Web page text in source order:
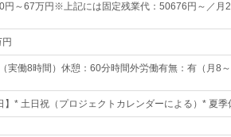
円～67万円※上記には固定残業代：50676円～／月
実働8時間）休憩：60分時間外労働有無：有（月8
】* 土日祝（プロジェクトカレンダーによる）* 夏